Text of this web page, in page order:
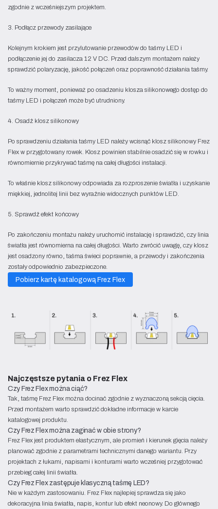
zgodnie z wcześniejszym projektem.
3. Podłącz przewody zasilające
Kolejnym krokiem jest przylutowanie przewodów do taśmy LED i
podłączenie jej do zasilacza 12 V DC. Przed dalszym montażem należy
sprawdzić polaryzację, jakość połączeń oraz poprawność działania taśmy.
To ważny moment, ponieważ po osadzeniu klosza silikonowego dostęp do
taśmy LED i połączeń może być utrudniony.
4. Osadź klosz silikonowy
Po sprawdzeniu działania taśmy LED należy wcisnąć klosz silikonowy Frez
Flex w przygotowany rowek. Klosz powinien stabilnie osadzić się w rowku i
równomiernie przykrywać taśmę na całej długości instalacji.
To właśnie klosz silikonowy odpowiada za rozproszenie światła i uzyskanie
miękkiej, jednolitej linii bez wyraźnie widocznych punktów LED.
5. Sprawdź efekt końcowy
Po zakończeniu montażu należy uruchomić instalację i sprawdzić, czy linia
światła jest równomierna na całej długości. Warto zwrócić uwagę, czy klosz
jest osadzony równo, taśma świeci poprawnie, a przewody i zakończenia
zostały odpowiednio zabezpieczone.
Pobierz kartę katalogową Frez Flex
Najczęstsze pytania o Frez Flex
Czy Frez Flex można ciąć?
Tak, taśmę Frez Flex można docinać zgodnie z wyznaczoną sekcją cięcia.
Przed montażem warto sprawdzić dokładne informacje w karcie
katalogowej produktu.
Czy Frez Flex można zaginać w obie strony?
Frez Flex jest produktem elastycznym, ale promień i kierunek gięcia należy
planować zgodnie z parametrami technicznymi danego wariantu. Przy
projektach z łukami, napisami i konturami warto wcześniej przygotować
przebieg całej linii światła.
Czy Frez Flex zastępuje klasyczną taśmę LED?
Nie w każdym zastosowaniu. Frez Flex najlepiej sprawdza się jako
dekoracyjna linia światła, napis, kontur lub efekt neonowy. Do głównego